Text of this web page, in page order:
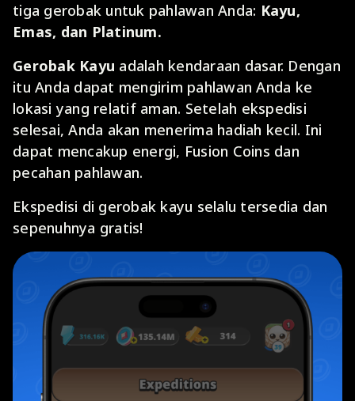
tiga gerobak untuk pahlawan Anda: Kayu,
Emas, dan Platinum.
Gerobak Kayu adalah kendaraan dasar. Dengan
itu Anda dapat mengirim pahlawan Anda ke
lokasi yang relatif aman. Setelah ekspedisi
selesai, Anda akan menerima hadiah kecil. Ini
dapat mencakup energi, Fusion Coins dan
pecahan pahlawan.
Ekspedisi di gerobak kayu selalu tersedia dan
sepenuhnya gratis!